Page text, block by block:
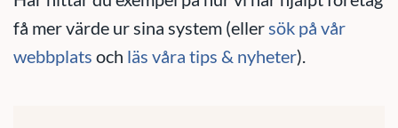
få mer värde ur sina system (ellersök på vår
webbplats och läs våra tips & nyheter).